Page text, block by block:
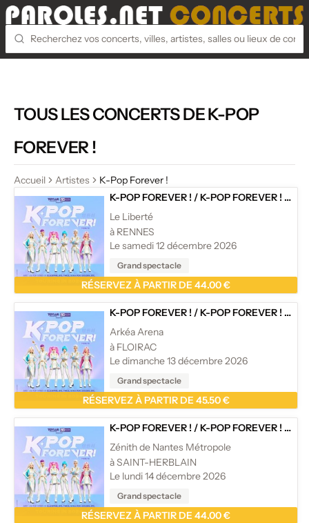
TOUS LES CONCERTS DE K-POP
FOREVER !
Accueil Artistes
K-Pop Forever !
K-POP FOREVER ! /K-POP FOREVER ! - TOURNÉE
Le Liberté
à RENNES
Le samedi 12 décembre 2026
Grand spectacle
RÉSERVEZ À PARTIR DE 44.00 €
K-POP FOREVER ! /K-POP FOREVER ! - TOURNÉE
Arkéa Arena
à FLOIRAC
Le dimanche 13 décembre 2026
Grand spectacle
RÉSERVEZ À PARTIR DE 45.50 €
K-POP FOREVER ! /K-POP FOREVER ! - TOURNÉE
Zénith de Nantes Métropole
à SAINT-HERBLAIN
Le lundi 14 décembre 2026
Grand spectacle
RÉSERVEZ À PARTIR DE 44.00 €